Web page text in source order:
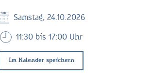
Samstag, 24.10.2026
11:30 bis 17:00 Uhr
Im Kalender speichern